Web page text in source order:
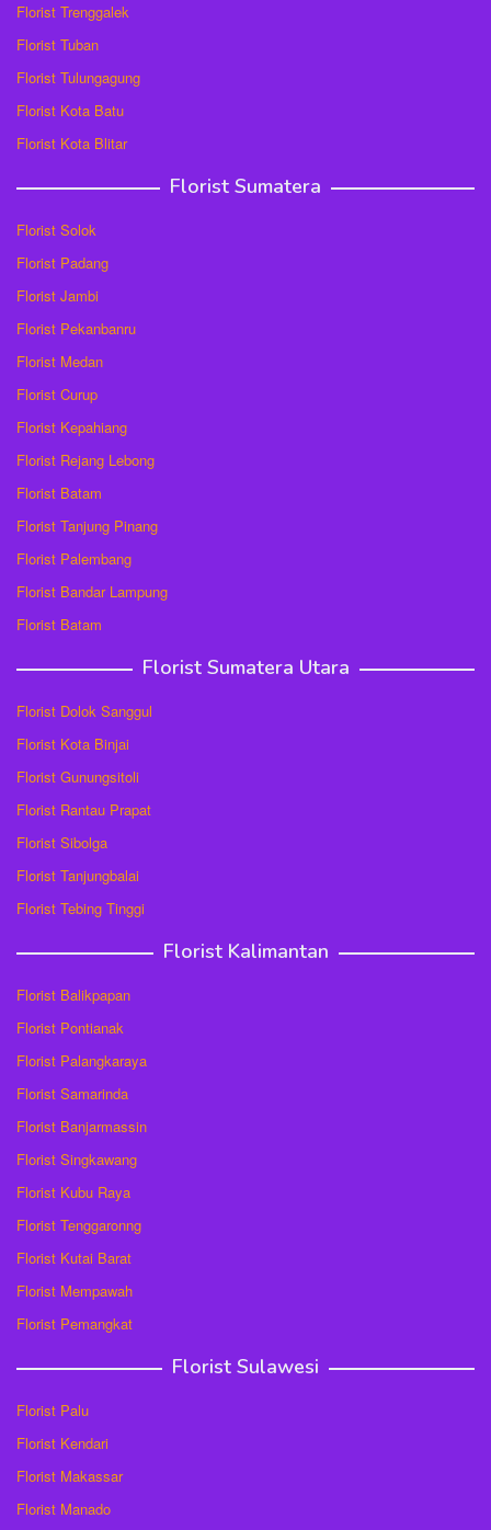
Florist Trenggalek
Florist Tuban
Florist Tulungagung
Florist Kota Batu
Florist Kota Blitar
Florist Sumatera
Florist Solok
Florist Padang
Florist Jambi
Florist Pekanbanru
Florist Medan
Florist Curup
Florist Kepahiang
Florist Rejang Lebong
Florist Batam
Florist Tanjung Pinang
Florist Palembang
Florist Bandar Lampung
Florist Batam
Florist Sumatera Utara
Florist Dolok Sanggul
Florist Kota Binjai
Florist Gunungsitoli
Florist Rantau Prapat
Florist Sibolga
Florist Tanjungbalai
Florist Tebing Tinggi
Florist Kalimantan
Florist Balikpapan
Florist Pontianak
Florist Palangkaraya
Florist Samarinda
Florist Banjarmassin
Florist Singkawang
Florist Kubu Raya
Florist Tenggaronng
Florist Kutai Barat
Florist Mempawah
Florist Pemangkat
Florist Sulawesi
Florist Palu
Florist Kendari
Florist Makassar
Florist Manado